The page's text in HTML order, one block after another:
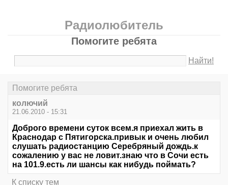
Радиолюбитель
Помогите ребята
Найти!
Помогите ребята
колючий
21.06.2010 - 15:31
Доброго времени суток всем.я приехал жить в
Краснодар с Пятигорска.привык и очень любил
слушать радиостанцию Серебряный дождь.к
сожалению у вас не ловит.знаю что в Сочи есть
на 101.9.есть ли шансы как нибудь поймать?
К списку тем